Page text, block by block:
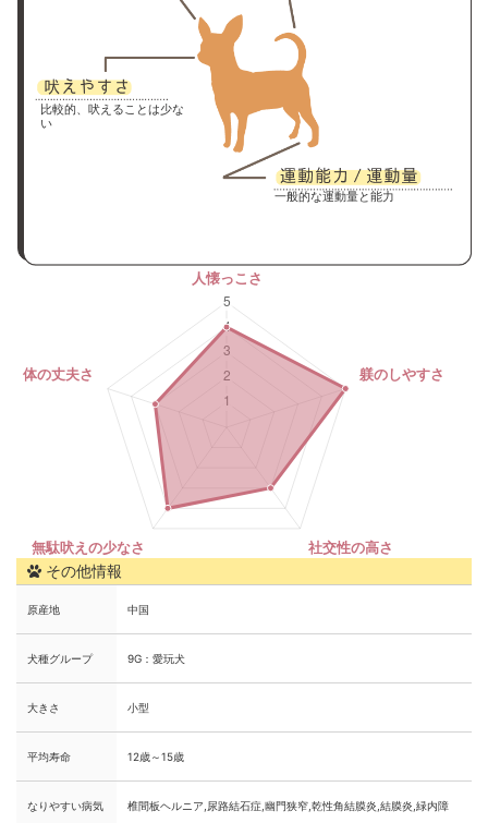
比較的、吠えることは少な
い
一般的な運動量と能力
その他情報
原産地 中国
犬種グループ 9G：愛玩犬
大きさ 小型
平均寿命 12歳～15歳
なりやすい病気 椎間板ヘルニア,尿路結石症,幽門狭窄,乾性角結膜炎,結膜炎,緑内障